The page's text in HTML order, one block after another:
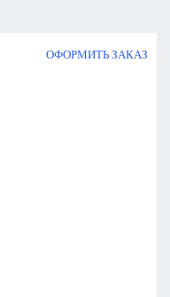
ОФОРМИТЬ ЗАКАЗ